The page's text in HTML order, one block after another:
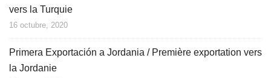
vers la Turquie
16 octubre, 2020
Primera Exportación a Jordania / Première exportation vers
la Jordanie